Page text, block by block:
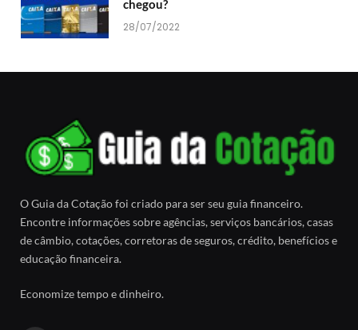
chegou?
28/07/2022
O Guia da Cotação foi criado para ser seu guia financeiro.
Encontre informações sobre agências, serviços bancários, casas
de câmbio, cotações, corretoras de seguros, crédito, benefícios e
educação financeira.
Economize tempo e dinheiro.